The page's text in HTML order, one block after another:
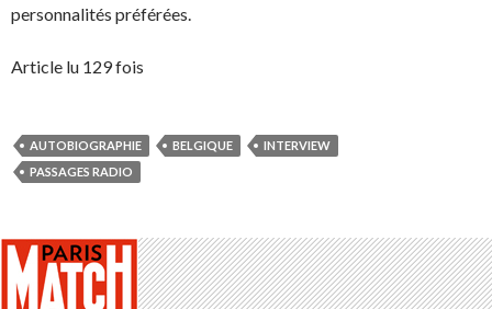
personnalités préférées.
Article lu 129 fois
AUTOBIOGRAPHIE BELGIQUE
INTERVIEW
PASSAGES RADIO